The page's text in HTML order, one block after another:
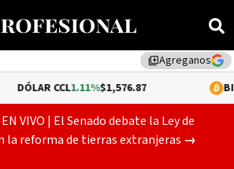
library_addAgreganos
CCL1.11%$1,576.87 BITCOIN-
EN VIVO | El Senado debate la Ley de
la reforma de tierras extranjeras →